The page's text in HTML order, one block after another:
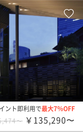
ント即利用で最大7％OFF
〜 ￥135,290〜